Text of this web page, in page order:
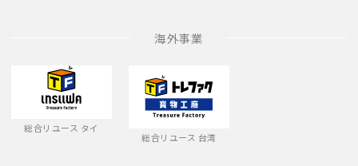
海外事業
総合リユース タイ
総合リユース 台湾